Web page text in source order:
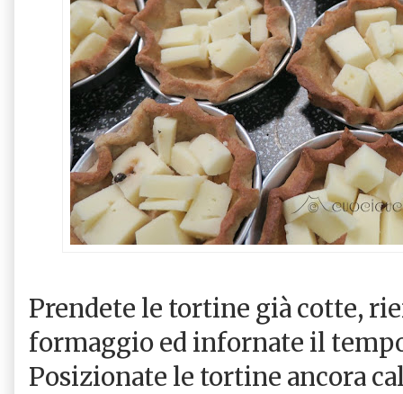
Prendete le tortine già cotte,
formaggio ed infornate il
Posizionate le tortine ancora